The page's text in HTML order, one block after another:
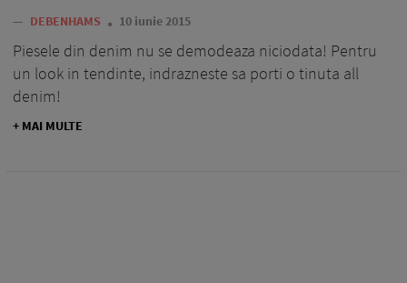
— DEBENHAMS 10 iunie 2015
Piesele din denim nu se demodeaza niciodata! Pentru
un look in tendinte, indrazneste sa porti o tinuta all
denim!
+ MAI MULTE